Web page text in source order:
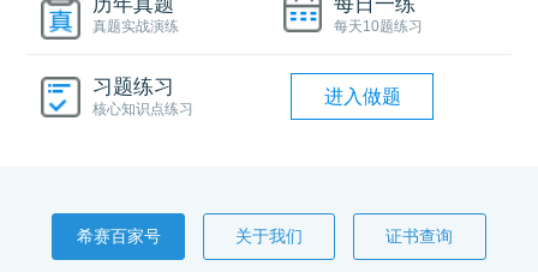
真题实战演练 每天10题练习
习题练习
核心知识点练习
进入做题
希赛百家号 关于我们 证书查询